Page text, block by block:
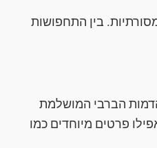
בין התחפושות
הברבי המושלמת
פרטים מיוחדים כמו